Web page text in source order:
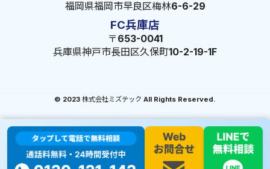
福岡県福岡市早良区梅林6-6-29
FC兵庫店
〒653-0041
兵庫県神戸市長田区久保町10-2-19-1F
© 2023 株式会社ミズテック All Rights Reserved.